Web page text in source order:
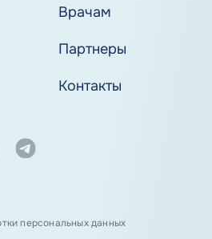
Врачам
Партнеры
Контакты
персональных данных